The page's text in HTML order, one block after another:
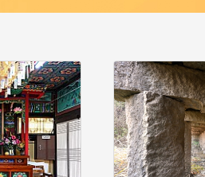
#용인 #온라인 생활사박물관
예품 #바보온달